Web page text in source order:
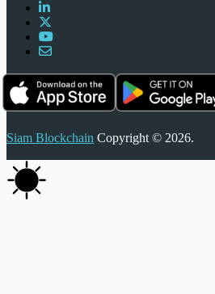
Siam Blockchain Copyright © 2026.